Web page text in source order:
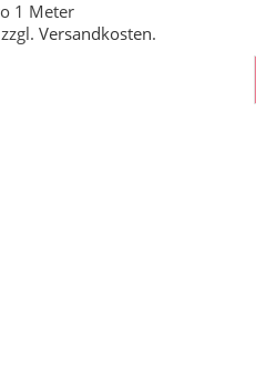
1 Meter
Versandkosten.